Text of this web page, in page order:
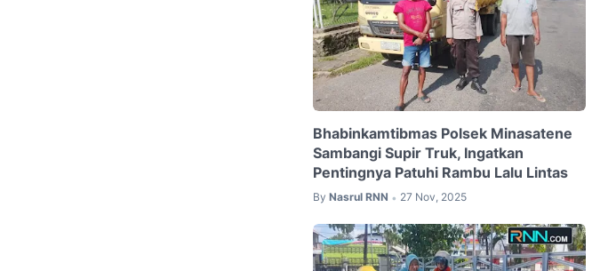
Bhabinkamtibmas Polsek Minasatene
Sambangi Supir Truk, Ingatkan
Pentingnya Patuhi Rambu Lalu Lintas
By Nasrul RNN • 27 Nov, 2025